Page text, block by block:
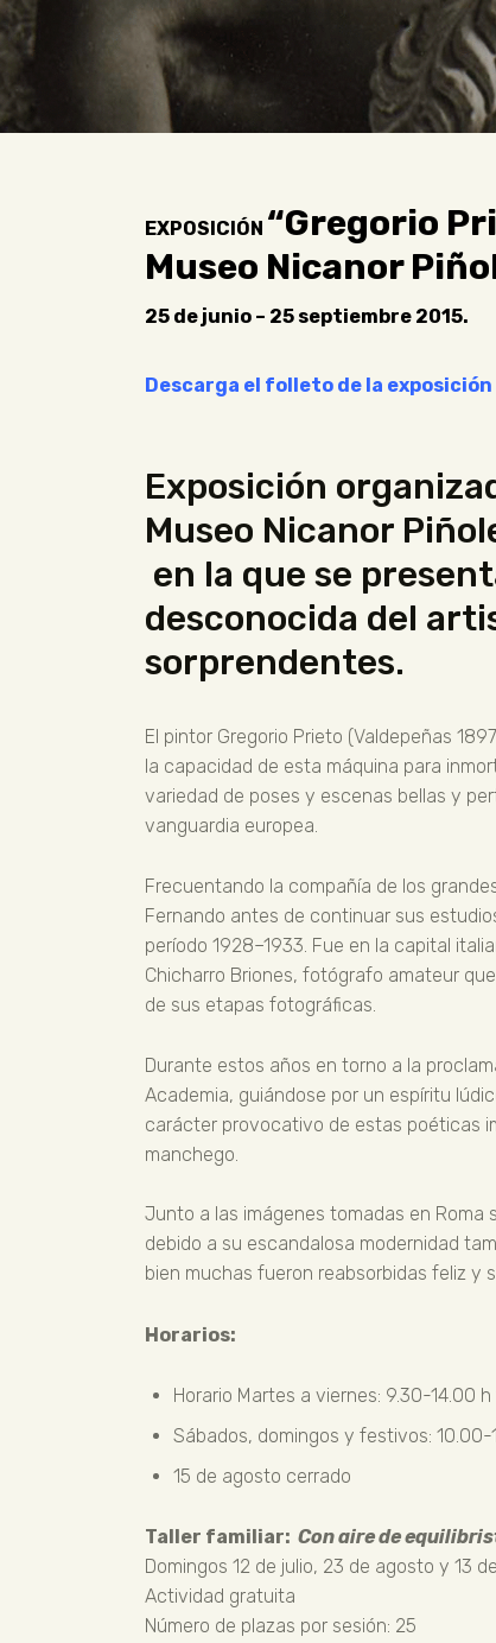
EXPOSICIÓN “Gregorio
Museo Nicanor
25 de junio – 25 septiembre 2015.
Descarga el folleto de la exposición
Exposición
Museo Nicanor
en la que se
desconocida del
sorprendentes.
El pintor Gregorio Prieto (Valdepeñas
la capacidad de esta máquina para
variedad de poses y escenas bellas y
vanguardia europea.
Frecuentando la compañía de los
Fernando antes de continuar sus
período 1928–1933. Fue en la capital
Chicharro Briones, fotógrafo amateur
de sus etapas fotográficas.
Durante estos años en torno a la
Academia, guiándose por un espíritu
carácter provocativo de estas poéticas
manchego.
Junto a las imágenes tomadas en Roma
debido a su escandalosa modernidad
bien muchas fueron reabsorbidas feliz y
Horarios:
Horario Martes a viernes: 9.30-14.00 h
Sábados, domingos y festivos: 10.00-
15 de agosto cerrado
Taller familiar: Con aire de
Domingos 12 de julio, 23 de agosto y 13
Actividad gratuita
Número de plazas por sesión: 25